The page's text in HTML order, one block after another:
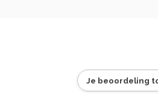
Je beoordeling